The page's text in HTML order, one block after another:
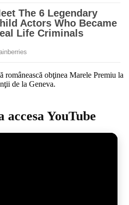
obţinea Marele Premiu la
de la Geneva.
accesa YouTube